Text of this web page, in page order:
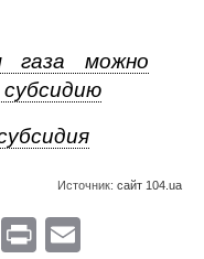
газа можно
Источник: сайт 104.ua
S Pr